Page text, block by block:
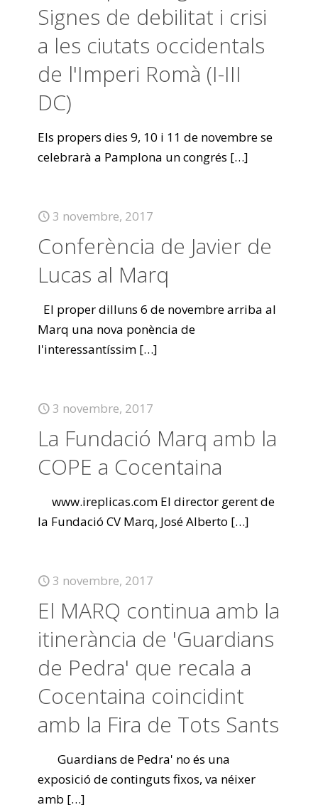
Signes de debilitat i crisi
a les ciutats occidentals
de l'Imperi Romà (I-III
DC)
Els propers dies 9, 10 i 11 de novembre se
celebrarà a Pamplona un congrés […]
3 novembre, 2017
Conferència de Javier de
Lucas al Marq
El proper dilluns 6 de novembre arriba al
Marq una nova ponència de
l'interessantíssim […]
3 novembre, 2017
La Fundació Marq amb la
COPE a Cocentaina
www.ireplicas.com El director gerent de
la Fundació CV Marq, José Alberto […]
3 novembre, 2017
El MARQ continua amb la
itinerància de 'Guardians
de Pedra' que recala a
Cocentaina coincidint
amb la Fira de Tots Sants
Guardians de Pedra' no és una
exposició de continguts fixos, va néixer
amb […]